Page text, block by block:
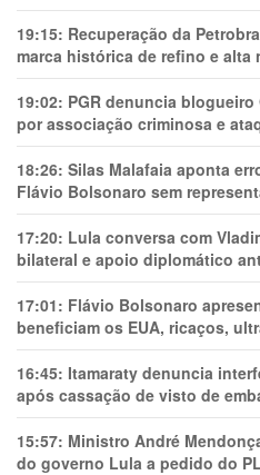
19:15: Recuperação da
marca histórica de refino e alta
19:02: PGR denuncia
por associação criminosa e
18:26: Silas Malafaia aponta
Flávio Bolsonaro sem
17:20: Lula conversa com
bilateral e apoio diplomático
17:01: Flávio Bolsonaro
beneficiam os EUA, ricaços,
16:45: Itamaraty denuncia
após cassação de visto de
15:57: Ministro André
do governo Lula a pedido do PL